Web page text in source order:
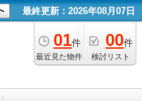
最終更新：2026年08月07日
01件
最近見た物件
00件
検討リスト